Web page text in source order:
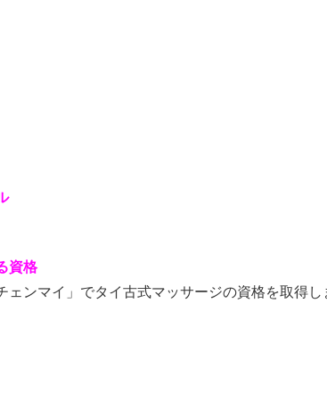
資格
ェンマイ」でタイ古式マッサージの資格を取得